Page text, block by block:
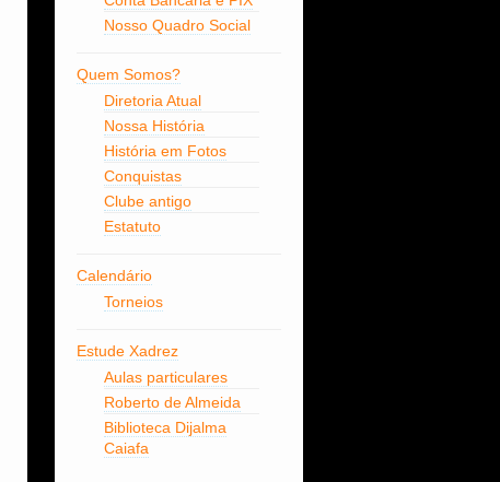
Nosso Quadro Social
Quem Somos?
Diretoria Atual
Nossa História
História em Fotos
Conquistas
Clube antigo
Estatuto
Calendário
Torneios
Estude Xadrez
Aulas particulares
Roberto de Almeida
Biblioteca Dijalma
Caiafa